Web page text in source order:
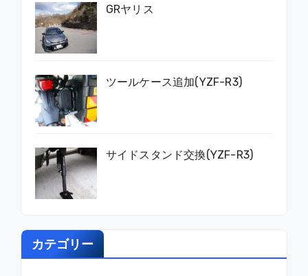
GRヤリス
ツールケース追加(YZF-R3)
サイドスタンド交換(YZF-R3)
カテゴリー